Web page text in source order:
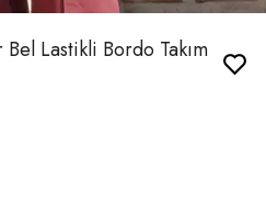
Lastikli Bordo Takım